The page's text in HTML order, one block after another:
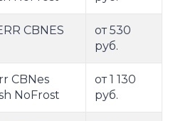
CBNES
от 530
руб.
CBNes
NoFrost
от 1 130
руб.